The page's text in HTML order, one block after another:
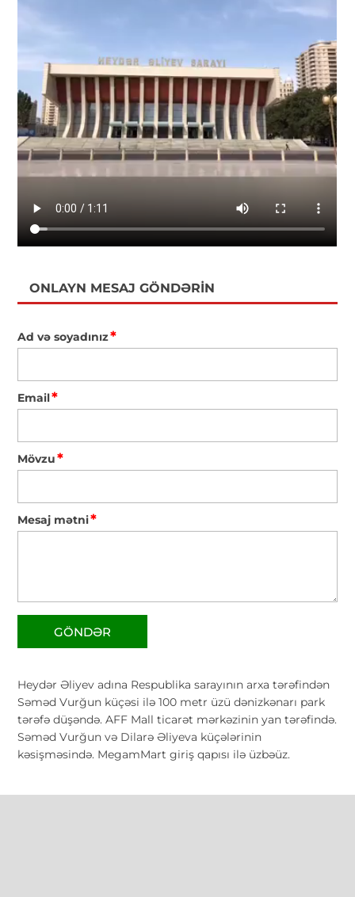
ONLAYN MESAJ GÖNDƏRIN
Ad və soyadınız*
Email*
Mövzu*
Mesaj mətni*
GÖNDƏR
Heydər Əliyev adına Respublika sarayının arxa tərəfindən
Səməd Vurğun küçəsi ilə 100 metr üzü dənizkənarı park
tərəfə düşəndə. AFF Mall ticarət mərkəzinin yan tərəfində.
Səməd Vurğun və Dilarə Əliyeva küçələrinin
kəsişməsində. MegamMart giriş qapısı ilə üzbəüz.